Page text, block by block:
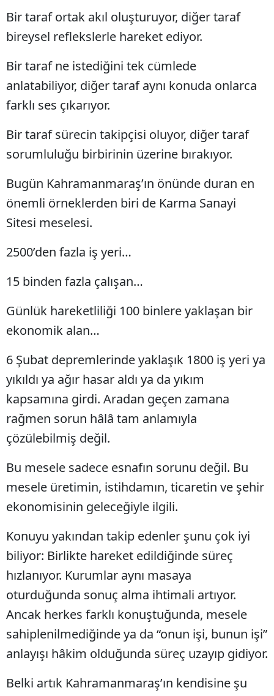
Bir taraf ortak akıl oluşturuyor, diğer taraf
bireysel reflekslerle hareket ediyor.
Bir taraf ne istediğini tek cümlede
anlatabiliyor, diğer taraf aynı konuda onlarca
farklı ses çıkarıyor.
Bir taraf sürecin takipçisi oluyor, diğer taraf
sorumluluğu birbirinin üzerine bırakıyor.
Bugün Kahramanmaraş’ın önünde duran en
önemli örneklerden biri de Karma Sanayi
Sitesi meselesi.
2500’den fazla iş yeri…
15 binden fazla çalışan…
Günlük hareketliliği 100 binlere yaklaşan bir
ekonomik alan…
6 Şubat depremlerinde yaklaşık 1800 iş yeri ya
yıkıldı ya ağır hasar aldı ya da yıkım
kapsamına girdi. Aradan geçen zamana
rağmen sorun hâlâ tam anlamıyla
çözülebilmiş değil.
Bu mesele sadece esnafın sorunu değil. Bu
mesele üretimin, istihdamın, ticaretin ve şehir
ekonomisinin geleceğiyle ilgili.
Konuyu yakından takip edenler şunu çok iyi
biliyor: Birlikte hareket edildiğinde süreç
hızlanıyor. Kurumlar aynı masaya
oturduğunda sonuç alma ihtimali artıyor.
Ancak herkes farklı konuştuğunda, mesele
sahiplenilmediğinde ya da “onun işi, bunun işi”
anlayışı hâkim olduğunda süreç uzayıp gidiyor.
Belki artık Kahramanmaraş’ın kendisine şu